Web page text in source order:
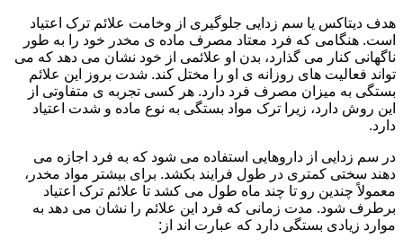
هدف دیتاکس یا سم زدایی جلوگیری از وخامت علائم ترک اعتیاد
است. هنگامی که فرد معتاد مصرف ماده ی مخدر خود را به طور
ناگهانی کنار می گذارد، بدن او علائمی از خود نشان می دهد که می
تواند فعالیت های روزانه ی او را مختل کند. شدت بروز این علائم
بستگی به میزان مصرف فرد دارد. هر کسی تجربه ی متفاوتی از
این روش دارد، زیرا ترک مواد بستگی به نوع ماده و شدت اعتیاد
دارد.
در سم زدایی از داروهایی استفاده می شود که به فرد اجازه می
دهند سختی کمتری در طول فرایند بکشد. برای بیشتر مواد مخدر،
معمولاً چندین رو تا چند ماه طول می کشد تا علائم ترک اعتیاد
برطرف شود. مدت زمانی که فرد این علائم را نشان می دهد به
موارد زیادی بستگی دارد که عبارت اند از: